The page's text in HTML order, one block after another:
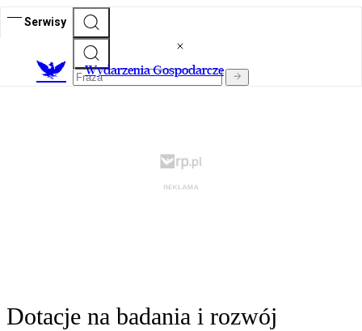
Serwisy
Wydarzenia Gospodarcze
Dotacje na badania i rozwój